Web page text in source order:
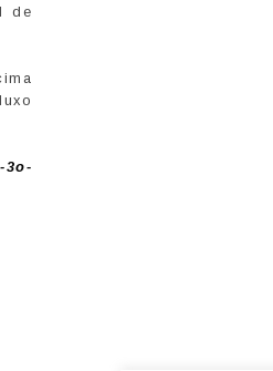
de
3o-